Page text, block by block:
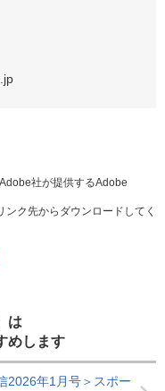
社が提供するAdobe
ク先からダウンロードしてく
は
めします
2026年1月号＞スポー